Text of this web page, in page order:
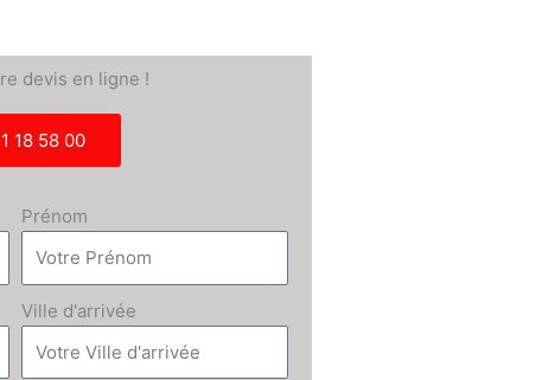
devis en ligne !
18 58 00
Prénom
Ville d'arrivée